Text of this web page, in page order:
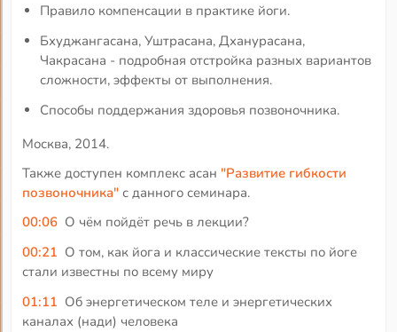
Правило компенсации в практике йоги.
Бхуджангасана, Уштрасана, Дханурасана,
Чакрасана - подробная отстройка разных вариантов
сложности, эффекты от выполнения.
Способы поддержания здоровья позвоночника.
Москва, 2014.
Также доступен комплекс асан "Развитие гибкости
позвоночника" с данного семинара.
00:06 О чём пойдёт речь в лекции?
00:21 О том, как йога и классические тексты по йоге
стали известны по всему миру
01:11 Об энергетическом теле и энергетических
каналах (нади) человека